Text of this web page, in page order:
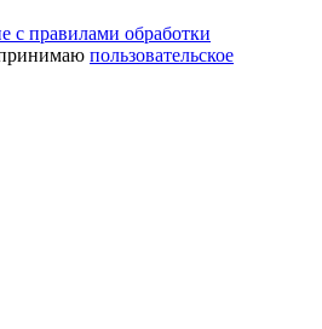
с правилами обработки
пользовательское